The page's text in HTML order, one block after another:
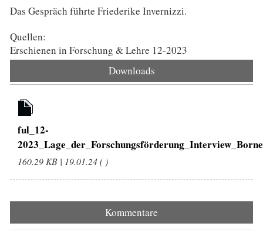
Das Gespräch führte Friederike Invernizzi.
Quellen:
Erschienen in Forschung & Lehre 12-2023
Downloads
ful_12-
160.29 KB | 19.01.24 ( )
Kommentare